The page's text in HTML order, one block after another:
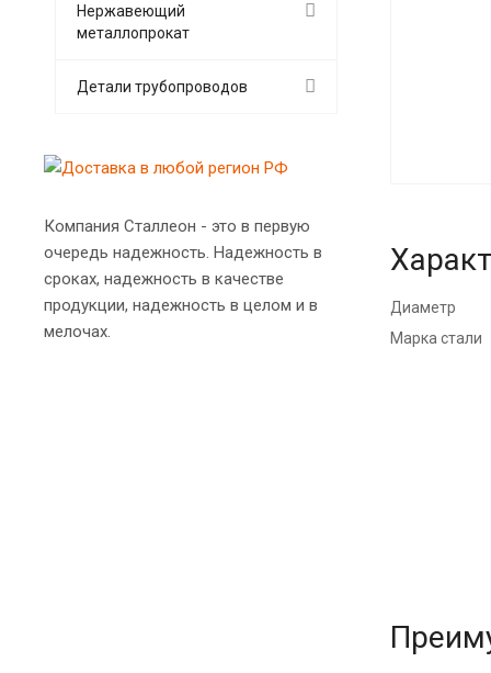
Диаметр
Марка стали
Нержавеющий
металлопрокат
Детали трубопроводов
Компания Сталлеон - это в первую
очередь надежность. Надежность в
сроках, надежность в качестве
продукции, надежность в целом и в
мелочах.